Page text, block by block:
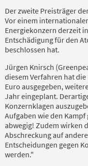
Der zweite Preisträger
Vor einem
Energiekonzern derzeit
Entschädigung für den
beschlossen hat.
Jürgen Knirsch
diesem Verfahren hat
Euro ausgegeben,
Jahr eingeplant.
Konzernklagen
Aufgaben wie den
abwegig! Zudem wirken
Abschreckung auf
Entscheidungen gegen
werden."